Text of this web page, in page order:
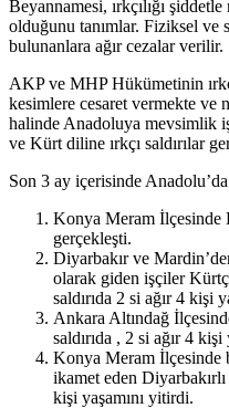
Beyannamesi, ırkçılığı
olduğunu tanımlar. Fiziksel ve
bulunanlara ağır cezalar verilir.
AKP ve MHP Hükümetinin
kesimlere cesaret vermekte
halinde Anadoluya mevsimlik
ve Kürt diline ırkçı saldırılar
Son 3 ay içerisinde
Konya Meram İlçesinde
gerçekleşti.
Diyarbakır ve
olarak giden işçiler
saldırıda 2 si ağır 4 kişi
Ankara Altındağ
saldırıda , 2 si ağır 4 kişi
Konya Meram İlçesinde
ikamet eden Diyarbakırlı
kişi yaşamını yitirdi.